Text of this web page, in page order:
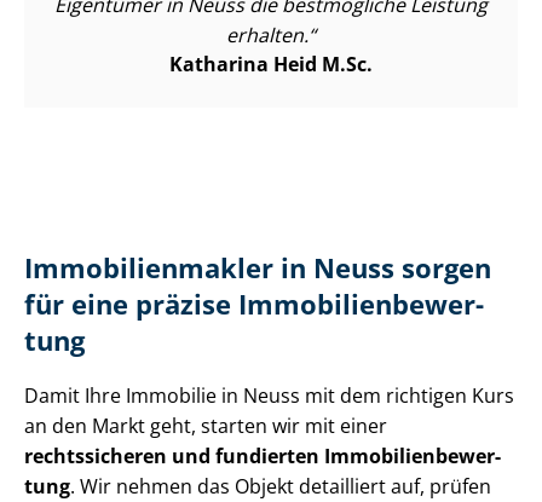
erhalten.
Katharina Heid M.Sc.
Im­mo­bi­li­en­mak­ler in Neuss sorgen
für eine präzise Im­mo­bi­li­en­be­wer­
tung
Damit Ihre Immobilie in Neuss mit dem richtigen Kurs
an den Markt geht, starten wir mit einer
rechtssicheren und fundierten Im­mo­bi­li­en­be­wer­
tung. Wir nehmen das Objekt detailliert auf, prüfen